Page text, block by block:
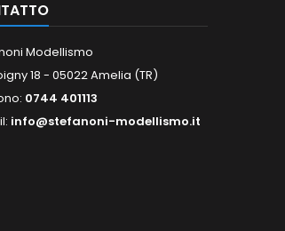
Modellismo
18 - 05022 Amelia (TR)
0744 401113
info@stefanoni-modellismo.it